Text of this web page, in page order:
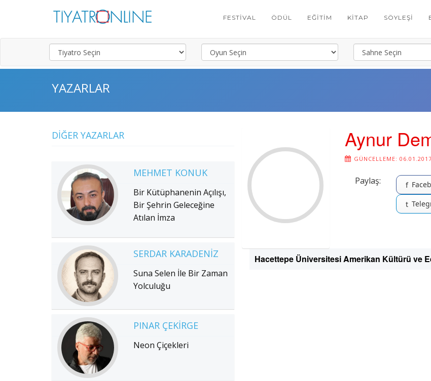
FESTIVAL ÖDÜL EĞITIM KITAP SÖYLEŞI
YAZARLAR
Aynur
GÜNCELLEME:
Paylaş: f
t
Hacettepe Üniversitesi Amerikan Kültürü ve
DIĞER YAZARLAR
MEHMET KONUK
Bir Kütüphanenin Açılışı,
Bir Şehrin Geleceğine
Atılan İmza
SERDAR KARADENIZ
Suna Selen İle Bir Zaman
Yolculuğu
PINAR ÇEKIRGE
Neon Çiçekleri